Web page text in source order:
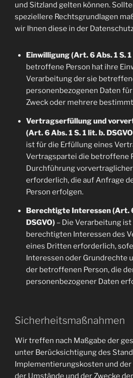
und Sitzland gelten können.
speziellere Rechtsgrundlagen
wir Ihnen diese in der
Einwilligung (Art. 6 Abs. 1 S. 1
betroffene Person hat ihre
Verarbeitung der sie
personenbezogenen Daten
Zweck oder mehrere
Vertragserfüllung und
(Art. 6 Abs. 1 S. 1 lit. b.
ist für die Erfüllung eines
Vertragspartei die betroffene
Durchführung
erforderlich, die auf Anfrage
Person erfolgen.
Berechtigte Interessen (Art.
DSGVO)– Die Verarbeitung ist
berechtigten Interessen des
eines Dritten erforderlich,
Interessen oder Grundrechte
der betroffenen Person, die
personenbezogener Daten
Sicherheitsmaßnahmen
Wir treffen nach Maßgabe der
unter Berücksichtigung des
Implementierungskosten und der
der Umstände und der Zwecke